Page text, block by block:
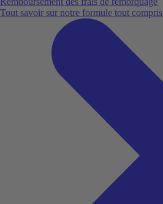
Tout savoir sur notre formule tout compris